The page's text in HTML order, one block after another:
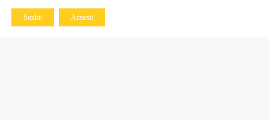
Sutikti Atmesti